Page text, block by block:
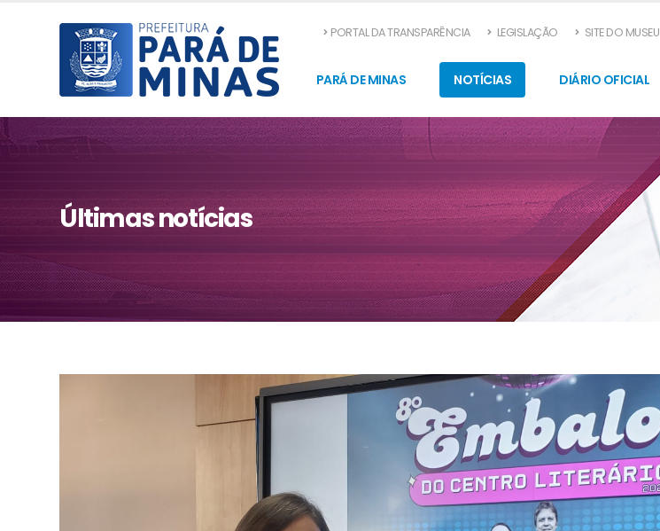
PORTAL DA TRANSPARÊNCIA LEGISLAÇÃO SITE DO MUSEU
PARÁ DE MINAS NOTÍCIAS DIÁRIO OFICIAL
Últimas notícias